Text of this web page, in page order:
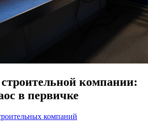
компании:
в первичке
компаний